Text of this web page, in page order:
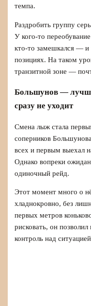
темпа.
Раздробить группу
У кого-то
кто-то замешкался — и
позициях. На таком
транзитной зоне —
Большунов —
сразу не уходит
Смена лыж стала
соперников
всех и первым выехал
Однако вопреки
одиночный рейд.
Этот момент много о
хладнокровно, без
первых метров
рисковать, он
контроль над